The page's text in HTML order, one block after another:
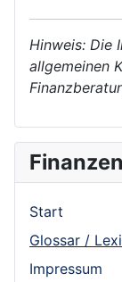
Hinweis: Die
allgemeinen
Start
Glossar /
Impressum